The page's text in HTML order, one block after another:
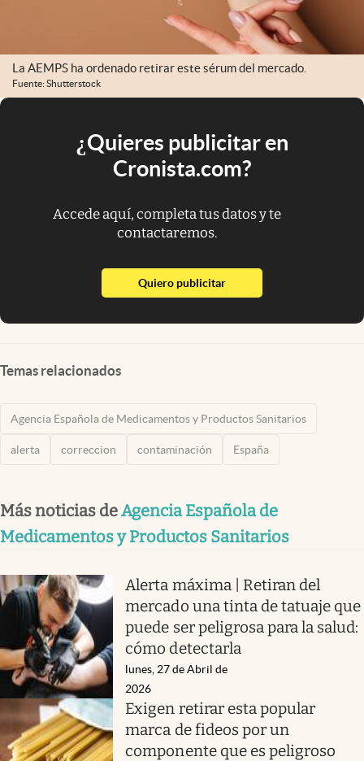
La AEMPS ha ordenado retirar este sérum del mercado.
Fuente: Shutterstock
¿Quieres publicitar en
Cronista.com?
Accede aquí, completa tus datos y te
contactaremos.
Quiero publicitarabre en nueva pestaña
Temas relacionados
Agencia Española de Medicamentos y Productos Sanitarios
alerta correccion contaminación España
Más noticias deAgencia Española de
Medicamentos y Productos Sanitarios
Alerta máxima | Retiran del
mercado una tinta de tatuaje que
puede ser peligrosa para la salud:
cómo detectarla
lunes, 27 de Abril de
2026
Exigen retirar esta popular
marca de fideos por un
componente que es peligroso